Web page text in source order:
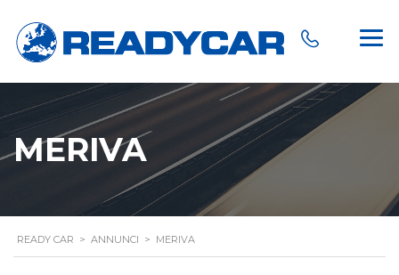
MERIVA
READY CAR > ANNUNCI > MERIVA